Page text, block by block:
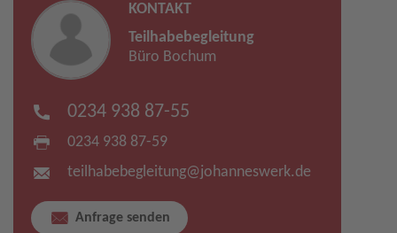
KONTAKT
Teilhabebegleitung
Büro Bochum
0234 938 87-55
0234 938 87-59
teilhabebegleitung​@johanneswerk.de
Anfrage senden